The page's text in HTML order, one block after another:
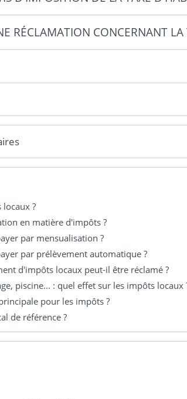
RÉCLAMATION CONCERNANT
?
en matière d'impôts ?
par mensualisation ?
par prélèvement automatique ?
d'impôts locaux peut-il être réclamé ?
piscine... : quel effet sur les impôts locaux
pour les impôts ?
de référence ?